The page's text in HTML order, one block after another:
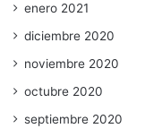
enero 2021
diciembre 2020
noviembre 2020
octubre 2020
septiembre 2020